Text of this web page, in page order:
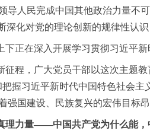
导人民完成中国其他政治力量不
深化对党的理论创新的规律性认
正在深入开展学习贯彻习近平新
程，广大党员干部以这次主题教
把握习近平新时代中国特色社会
强国建设、民族复兴的宏伟目标
理力量——中国共产党为什么能，